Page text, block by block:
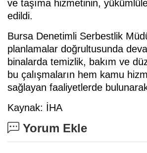
ve taşıma hizmetinin,
edildi.
Bursa Denetimli Serbestlik
planlamalar doğrultusunda
binalarda temizlik, bakım ve
bu çalışmaların hem kamu
sağlayan faaliyetlerde
Kaynak: İHA
Yorum Ekle